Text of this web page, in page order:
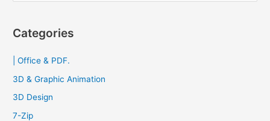
r
f
o
Categories
| Office & PDF.
3D & Graphic Animation
3D Design
7-Zip